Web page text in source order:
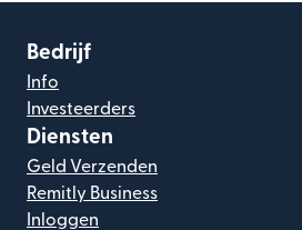
Bedrijf
Info
Investeerders
Diensten
Geld Verzenden
Remitly Business
Inloggen